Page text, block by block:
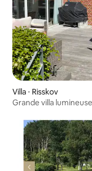
Villa ⋅ Risskov
Grande villa